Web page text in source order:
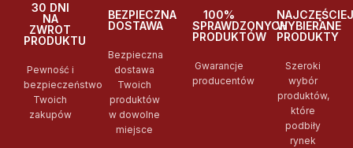
30 DNI
NA
ZWROT
PRODUKTU
Pewność i
bezpieczeństwo
Twoich
zakupów
BEZPIECZNA
DOSTAWA
Bezpieczna
dostawa
Twoich
produktów
w dowolne
miejsce
100%
SPRAWDZONYCH
PRODUKTÓW
Gwarancje
producentów
NAJCZĘŚCIEJ
WYBIERANE
PRODUKTY
Szeroki
wybór
produktów,
które
podbiły
rynek